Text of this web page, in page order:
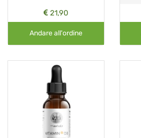
21,90
Andare all'ordine